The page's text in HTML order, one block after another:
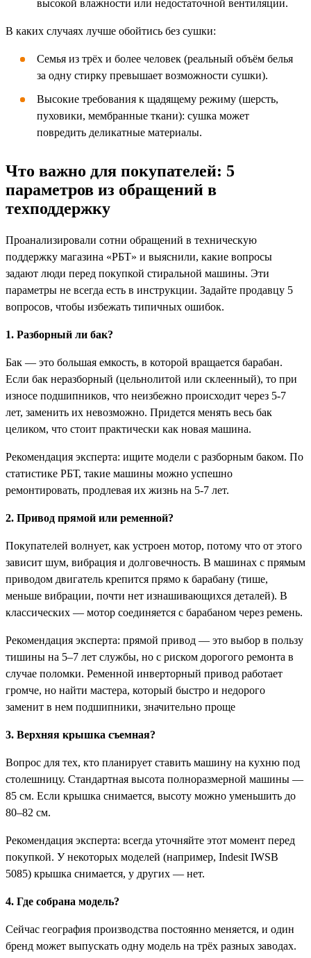
высокой влажности или недостаточной вентиляции.
В каких случаях лучше обойтись без сушки:
Семья из трёх и более человек (реальный объём белья
за одну стирку превышает возможности сушки).
Высокие требования к щадящему режиму (шерсть,
пуховики, мембранные ткани): сушка может
повредить деликатные материалы.
Что важно для покупателей: 5
параметров из обращений в
техподдержку
Проанализировали сотни обращений в техническую
поддержку магазина «РБТ» и выяснили, какие вопросы
задают люди перед покупкой стиральной машины. Эти
параметры не всегда есть в инструкции. Задайте продавцу 5
вопросов, чтобы избежать типичных ошибок.
1. Разборный ли бак?
Бак — это большая емкость, в которой вращается барабан.
Если бак неразборный (цельнолитой или склеенный), то при
износе подшипников, что неизбежно происходит через 5-7
лет, заменить их невозможно. Придется менять весь бак
целиком, что стоит практически как новая машина.
Рекомендация эксперта: ищите модели с разборным баком. По
статистике РБТ, такие машины можно успешно
ремонтировать, продлевая их жизнь на 5-7 лет.
2. Привод прямой или ременной?
Покупателей волнует, как устроен мотор, потому что от этого
зависит шум, вибрация и долговечность. В машинах с прямым
приводом двигатель крепится прямо к барабану (тише,
меньше вибрации, почти нет изнашивающихся деталей). В
классических — мотор соединяется с барабаном через ремень.
Рекомендация эксперта: прямой привод — это выбор в пользу
тишины на 5–7 лет службы, но с риском дорогого ремонта в
случае поломки. Ременной инверторный привод работает
громче, но найти мастера, который быстро и недорого
заменит в нем подшипники, значительно проще
3. Верхняя крышка съемная?
Вопрос для тех, кто планирует ставить машину на кухню под
столешницу. Стандартная высота полноразмерной машины —
85 см. Если крышка снимается, высоту можно уменьшить до
80–82 см.
Рекомендация эксперта: всегда уточняйте этот момент перед
покупкой. У некоторых моделей (например, Indesit IWSB
5085) крышка снимается, у других — нет.
4. Где собрана модель?
Сейчас география производства постоянно меняется, и один
бренд может выпускать одну модель на трёх разных заводах.